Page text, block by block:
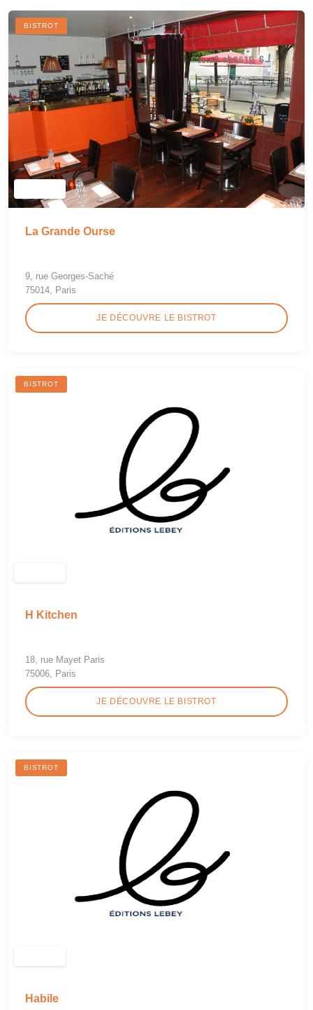
BISTROT
La Grande Ourse
9, rue Georges-Saché
75014, Paris
JE DÉCOUVRE LE BISTROT
BISTROT
H Kitchen
18, rue Mayet Paris
75006, Paris
JE DÉCOUVRE LE BISTROT
BISTROT
Habile